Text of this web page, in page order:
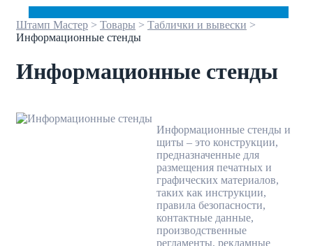
Штамп Мастер > Товары > Таблички и вывески >
Информационные стенды
Информационные стенды
Информационные стенды и
щиты – это конструкции,
предназначенные для
размещения печатных и
графических материалов,
таких как инструкции,
правила безопасности,
контактные данные,
производственные
регламенты, рекламные